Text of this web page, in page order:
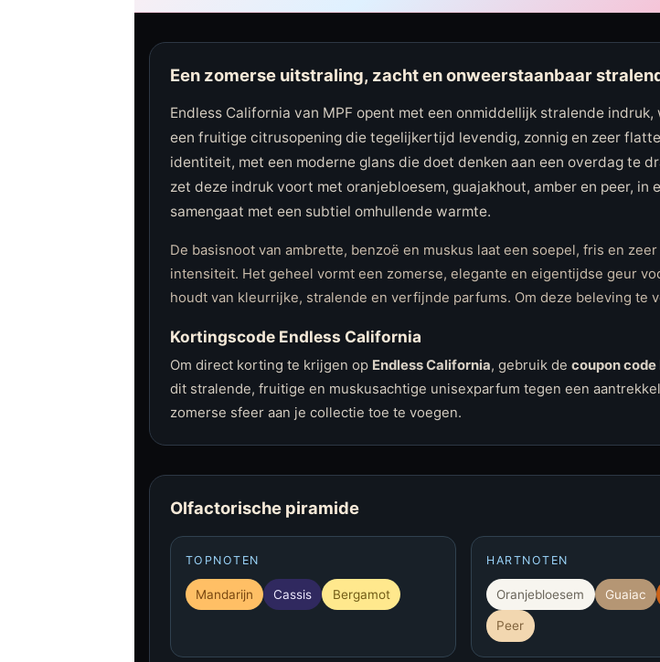
Een zomerse uitstraling, zacht en onweerstaanbaar
Endless California van MPF opent met een onmiddellijk stralende
een fruitige citrusopening die tegelijkertijd levendig, zonnig en zeer
identiteit, met een moderne glans die doet denken aan een overdag te
zet deze indruk voort met oranjebloesem, guajakhout, amber en peer,
samengaat met een subtiel omhullende warmte.
De basisnoot van ambrette, benzoë en muskus laat een soepel, fris en
intensiteit. Het geheel vormt een zomerse, elegante en eigentijdse geur
houdt van kleurrijke, stralende en verfijnde parfums. Om deze beleving te
Kortingscode Endless California
Om direct korting te krijgen op Endless California, gebruik de coupon code
dit stralende, fruitige en muskusachtige unisexparfum tegen een
zomerse sfeer aan je collectie toe te voegen.
Olfactorische piramide
TOPNOTEN
Mandarijn Cassis Bergamot
HARTNOTEN
Oranjebloesem Guaiac
Peer